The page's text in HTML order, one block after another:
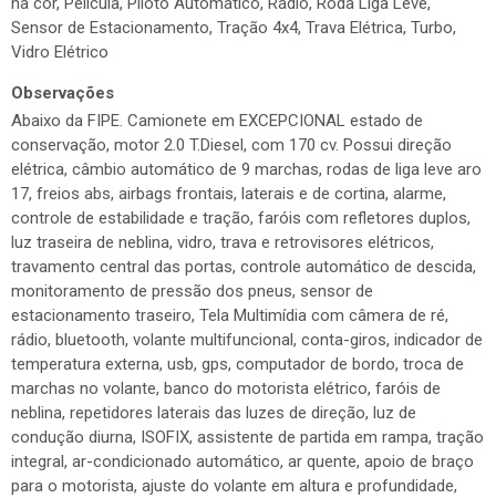
Sensor de Estacionamento, Tração 4x4, Trava Elétrica, Turbo,
Vidro Elétrico
Observações
Abaixo da FIPE. Camionete em EXCEPCIONAL estado de
conservação, motor 2.0 T.Diesel, com 170 cv. Possui direção
elétrica, câmbio automático de 9 marchas, rodas de liga leve aro
17, freios abs, airbags frontais, laterais e de cortina, alarme,
controle de estabilidade e tração, faróis com refletores duplos,
luz traseira de neblina, vidro, trava e retrovisores elétricos,
travamento central das portas, controle automático de descida,
monitoramento de pressão dos pneus, sensor de
estacionamento traseiro, Tela Multimídia com câmera de ré,
rádio, bluetooth, volante multifuncional, conta-giros, indicador de
temperatura externa, usb, gps, computador de bordo, troca de
marchas no volante, banco do motorista elétrico, faróis de
neblina, repetidores laterais das luzes de direção, luz de
condução diurna, ISOFIX, assistente de partida em rampa, tração
integral, ar-condicionado automático, ar quente, apoio de braço
para o motorista, ajuste do volante em altura e profundidade,